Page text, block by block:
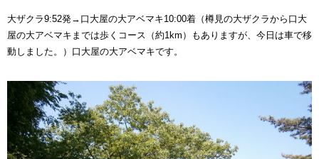
大ザクラ9:52発→口大屋の大アベマキ10:00着（樽見の大ザクラから口大
屋の大アベマキまでは歩くコース（約1km）もありますが、今日は車で移
動しました。）口大屋の大アベマキです。